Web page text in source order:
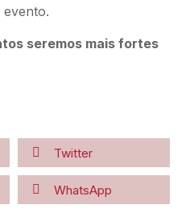
evento.
seremos mais fortes
Twitter
WhatsApp